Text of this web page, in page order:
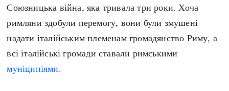
Релігія
Розваги і дозвілля
Спорт
Чудеса світу
Регіони
Пізнє Середньовіччя
Нова історія
Новітня історія
Наш час
Союзницька війна, яка тривала три роки. Хоча
римляни здобули перемогу, вони були змушені
надати італійським племенам громадянство Риму, а
всі італійські громади ставали римськими
муніципіями.